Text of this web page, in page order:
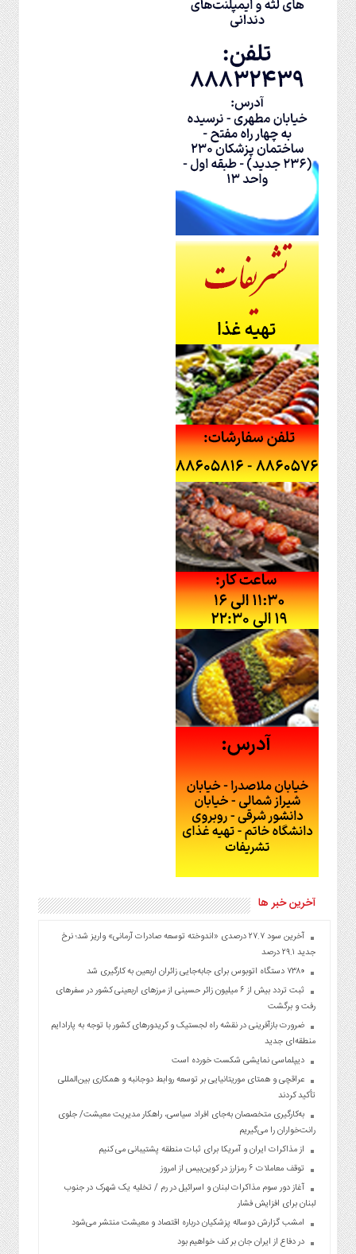
آخرین خبر ها
آخرین سود ۲۷.۷ درصدی «اندوخته توسعه صادرات آرمانی» واریز شد؛ نرخ
جدید ۲۹.۱ درصد
۷۳۸۰ دستگاه اتوبوس برای جابه‌جایی زائران اربعین به‌ کارگیری شد
ثبت تردد بیش از ۶ میلیون زائر حسینی از مرزهای اربعینی کشور در سفرهای
رفت و برگشت
ضرورت بازآفرینی در نقشه راه لجستیک و کریدورهای کشور با توجه به پارادایم
منطقه‌ای جدید
دیپلماسی نمایشی شکست خورده است
عراقچی و همتای موریتانیایی بر توسعه روابط دوجانبه و همکاری بین‌المللی
تأکید کردند
به‌کارگیری متخصصان به‌جای افراد سیاسی، راهکار مدیریت معیشت/ جلوی
رانت‌خواران را می‌گیریم
از مذاکرات ایران و آمریکا برای ثبات منطقه پشتیبانی می کنیم
توقف معاملات ۶ رمزارز در کوین‌بیس از امروز
آغاز دور سوم مذاکرات لبنان و اسرائیل در رم / تخلیه یک شهرک در جنوب
لبنان برای افزایش فشار
امشب گزارش دوساله پزشکیان درباره اقتصاد و معیشت منتشر می‌شود
در دفاع از ایران جان بر کف خواهیم بود